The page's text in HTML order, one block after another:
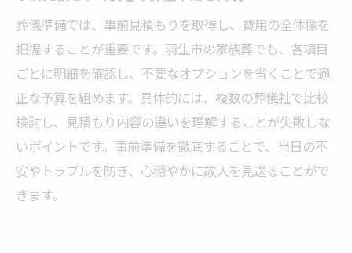
葬儀準備では、事前見積もりを取得し、費用の全体像を
把握することが重要です。羽生市の家族葬でも、各項目
ごとに明細を確認し、不要なオプションを省くことで適
正な予算を組めます。具体的には、複数の葬儀社で比較
検討し、見積もり内容の違いを理解することが失敗しな
いポイントです。事前準備を徹底することで、当日の不
安やトラブルを防ぎ、心穏やかに故人を見送ることがで
きます。